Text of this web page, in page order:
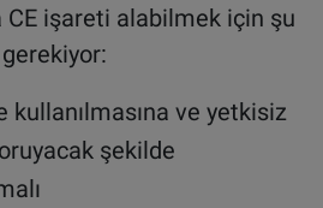
CE işareti alabilmek için şu
kullanılmasına ve yetkisiz
şekilde